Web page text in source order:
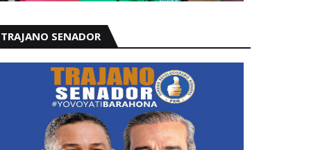
TRAJANO SENADOR